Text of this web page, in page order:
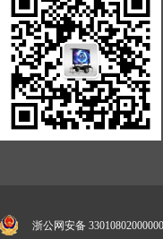
浙公网安备